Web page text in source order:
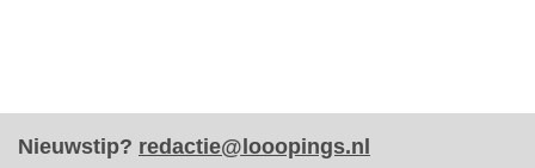
Nieuwstip? redactie@looopings.nl